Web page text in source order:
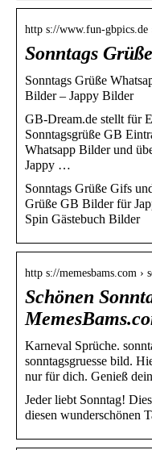
http s://www.fun-gbpics.de
Sonntags
Sonntags Grüße
Bilder – Jappy Bilder
GB-Dream.de stellt für
Sonntagsgrüße GB
Whatsapp Bilder und
Jappy …
Sonntags Grüße Gifs
Grüße GB Bilder für
Spin Gästebuch Bilder
http s://memesbams.com ›
Schönen
Karneval Sprüche.
sonntagsgruesse bild.
nur für dich. Genieß
Jeder liebt Sonntag!
diesen wunderschönen